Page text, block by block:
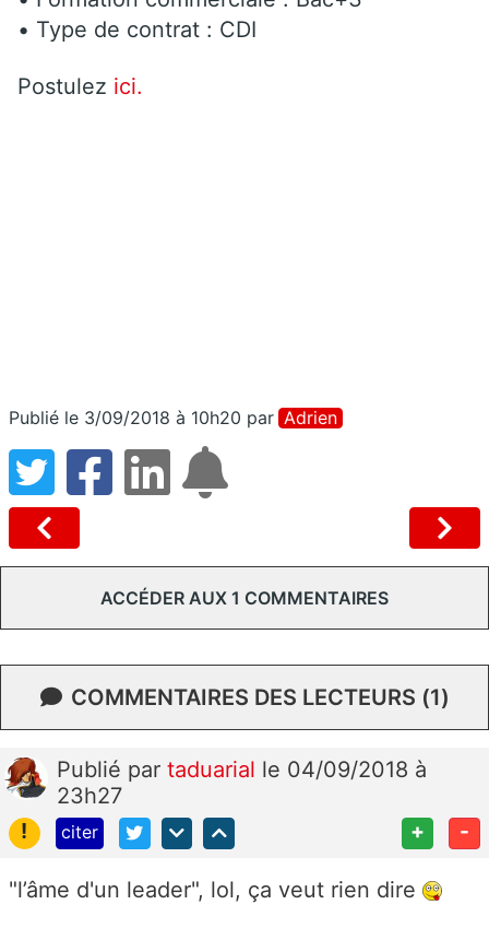
• Type de contrat : CDI
Postulez ici.
Publié le 3/09/2018 à 10h20 par Adrien
ACCÉDER AUX 1 COMMENTAIRES
COMMENTAIRES DES LECTEURS (1)
Publié par taduarial le 04/09/2018 à
23h27
!
citer + -
"l’âme d'un leader", lol, ça veut rien dire